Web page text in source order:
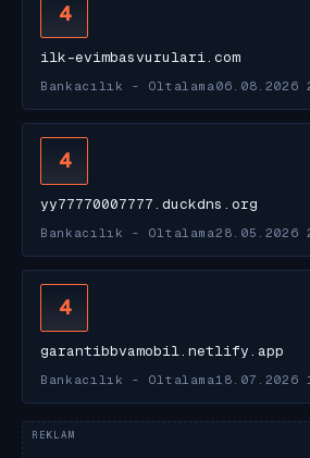
4
ilk-evimbasvurulari.com
Bankacılık - Oltalama 06.08.2026
4
yy77770007777.duckdns.org
Bankacılık - Oltalama28.05.2026
4
garantibbvamobil.netlify.app
Bankacılık - Oltalama 18.07.2026